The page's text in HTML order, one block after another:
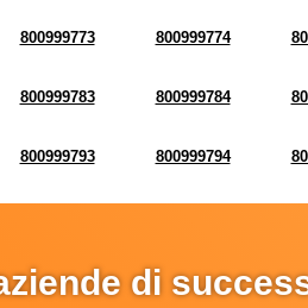
800999773 800999774
800999783 800999784
800999793 800999794
di